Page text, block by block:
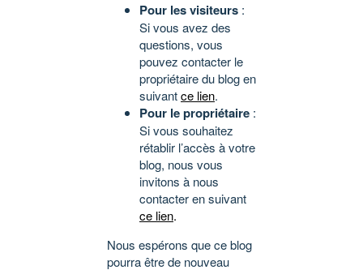
Pour les visiteurs :
Si vous avez des
questions, vous
pouvez contacter le
propriétaire du blog en
suivantce lien.
Pour le propriétaire :
Si vous souhaitez
rétablir l’accès à votre
blog, nous vous
invitons à nous
contacter en suivant
ce lien.
Nous espérons que ce blog
pourra être de nouveau